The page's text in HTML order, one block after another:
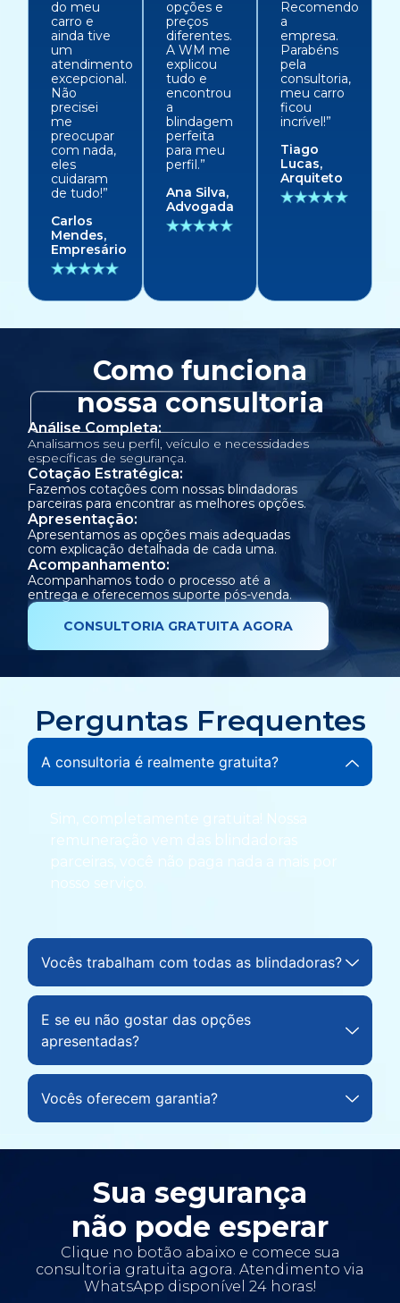
do meu
carro e
ainda tive
um
atendimento
excepcional.
Não
precisei
me
preocupar
com nada,
eles
cuidaram
de tudo!”
Carlos
Mendes,
Empresário
opções e
preços
diferentes.
A WM me
explicou
tudo e
encontrou
a
blindagem
perfeita
para meu
perfil.”
Ana Silva,
Advogada
Recomendo
a
empresa.
Parabéns
pela
consultoria,
meu carro
ficou
incrível!”
Tiago
Lucas,
Arquiteto
Como funciona
nossa consultoria
Análise Completa:
Analisamos seu perfil, veículo e necessidades
específicas de segurança.
Cotação Estratégica:
Fazemos cotações com nossas blindadoras
parceiras para encontrar as melhores opções.
Apresentação:
Apresentamos as opções mais adequadas
com explicação detalhada de cada uma.
Acompanhamento:
Acompanhamos todo o processo até a
entrega e oferecemos suporte pós-venda.
CONSULTORIA GRATUITA AGORA
Perguntas Frequentes
A consultoria é realmente gratuita?
Sim, completamente gratuita! Nossa
remuneração vem das blindadoras
parceiras, você não paga nada a mais por
nosso serviço.
Vocês trabalham com todas as blindadoras?
E se eu não gostar das opções
apresentadas?
Vocês oferecem garantia?
Sua segurança
não pode esperar
Clique no botão abaixo e comece sua
consultoria gratuita agora. Atendimento via
WhatsApp disponível 24 horas!